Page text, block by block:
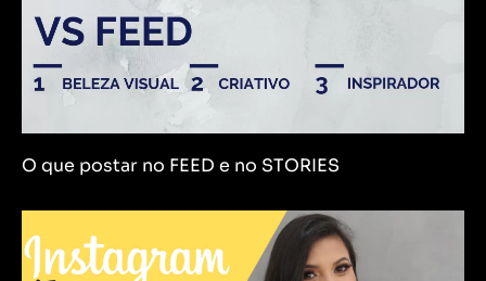
O que postar no FEED e no STORIES